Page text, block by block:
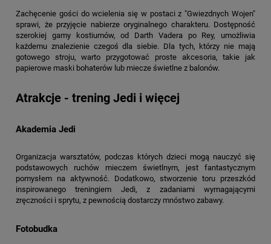
Zachęcenie gości do wcielenia się w postaci z "Gwiezdnych Wojen"
sprawi, że przyjęcie nabierze oryginalnego charakteru. Dostępność
szerokiej gamy kostiumów, od Darth Vadera po Rey, umożliwia
każdemu znalezienie czegoś dla siebie. Dla tych, którzy nie mają
gotowego stroju, warto przygotować proste akcesoria, takie jak
papierowe maski bohaterów lub miecze świetlne z balonów.
Atrakcje - trening Jedi i więcej
Akademia Jedi
Organizacja warsztatów, podczas których dzieci mogą nauczyć się
podstawowych ruchów mieczem świetlnym, jest fantastycznym
pomysłem na aktywność. Dodatkowo, stworzenie toru przeszkód
inspirowanego treningiem Jedi, z zadaniami wymagającymi
zręczności i sprytu, z pewnością dostarczy mnóstwo zabawy.
Fotobudka